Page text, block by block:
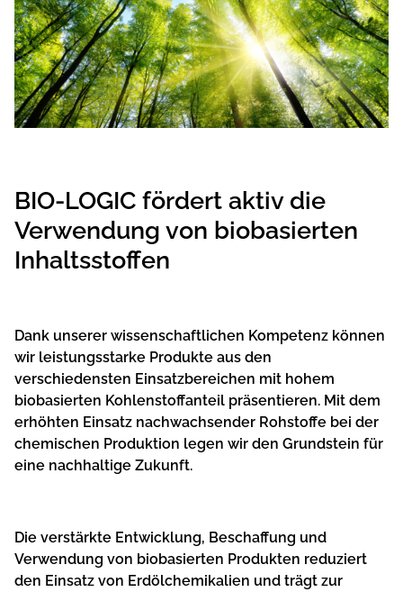
BIO-LOGIC fördert aktiv die
Verwendung von biobasierten
Inhaltsstoffen
Dank unserer wissenschaftlichen Kompetenz können
wir leistungsstarke Produkte aus den
verschiedensten Einsatzbereichen mit hohem
biobasierten Kohlenstoffanteil präsentieren. Mit dem
erhöhten Einsatz nachwachsender Rohstoffe bei der
chemischen Produktion legen wir den Grundstein für
eine nachhaltige Zukunft.
Die verstärkte Entwicklung, Beschaffung und
Verwendung von biobasierten Produkten reduziert
den Einsatz von Erdölchemikalien und trägt zur